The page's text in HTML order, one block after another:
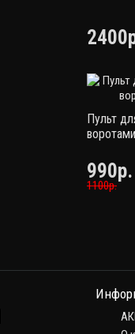
Пульт
990р.
1100р.